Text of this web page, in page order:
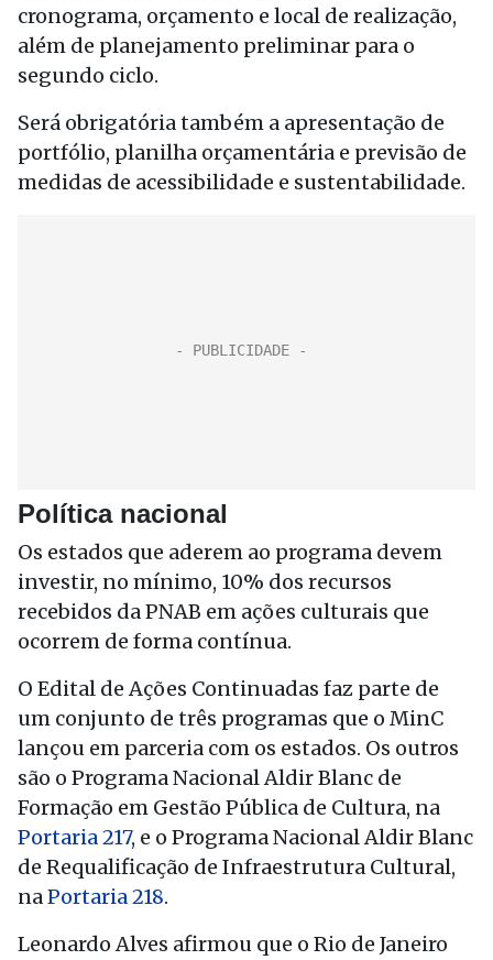
cronograma, orçamento e local de realização,
além de planejamento preliminar para o
segundo ciclo.
Será obrigatória também a apresentação de
portfólio, planilha orçamentária e previsão de
medidas de acessibilidade e sustentabilidade.
Política nacional
Os estados que aderem ao programa devem
investir, no mínimo, 10% dos recursos
recebidos da PNAB em ações culturais que
ocorrem de forma contínua.
O Edital de Ações Continuadas faz parte de
um conjunto de três programas que o MinC
lançou em parceria com os estados. Os outros
são o Programa Nacional Aldir Blanc de
Formação em Gestão Pública de Cultura, na
Portaria 217, e o Programa Nacional Aldir Blanc
de Requalificação de Infraestrutura Cultural,
naPortaria 218.
Leonardo Alves afirmou que o Rio de Janeiro